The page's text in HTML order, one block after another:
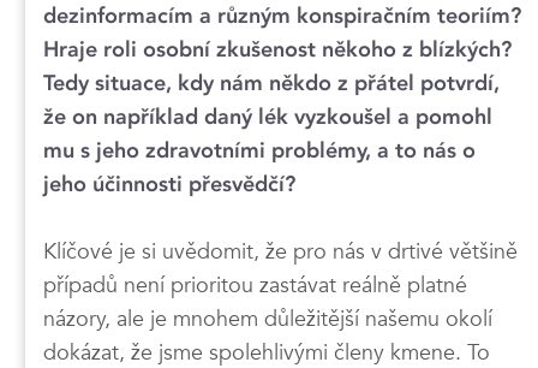
dezinformacím a různým konspiračním teoriím?
Hraje roli osobní zkušenost někoho z blízkých?
Tedy situace, kdy nám někdo z přátel potvrdí,
že on například daný lék vyzkoušel a pomohl
mu s jeho zdravotními problémy, a to nás o
jeho účinnosti přesvědčí?
Klíčové je si uvědomit, že pro nás v drtivé většině
případů není prioritou zastávat reálně platné
názory, ale je mnohem důležitější našemu okolí
dokázat, že jsme spolehlivými členy kmene. To